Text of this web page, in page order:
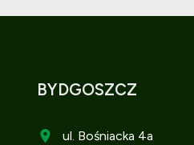
BYDGOSZCZ
ul. Bośniacka 4a